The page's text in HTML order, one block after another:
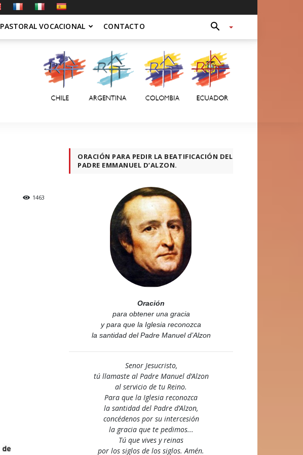
PASTORAL VOCACIONAL CONTACTO
1463
ORACIÓN PARA PEDIR LA BEATIFICACIÓN DEL
PADRE EMMANUEL D’ALZON.
Oración
para obtener una gracia
y para que la Iglesia reconozca
la santidad del Padre Manuel d’Alzon
Senor Jesucristo,
tú llamaste al Padre Manuel d’Alzon
al servicio de tu Reino.
Para que la Iglesia reconozca
la santidad del Padre d’Alzon,
concédenos por su intercesión
la gracia que te pedimos...
Tú que vives y reinas
por los siglos de los siglos. Amén.